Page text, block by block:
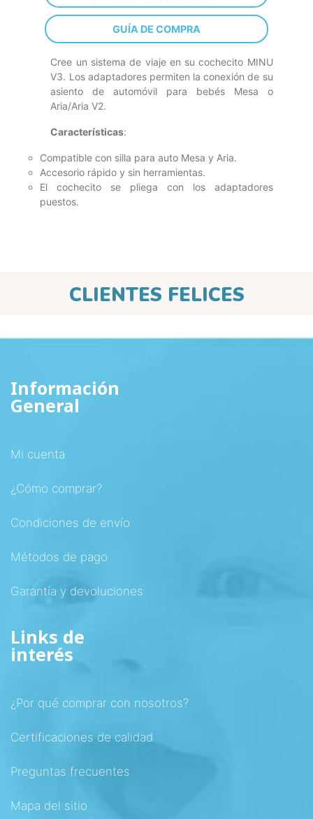
GUÍA DE COMPRA
Cree un sistema de viaje en su cochecito MINU
V3. Los adaptadores permiten la conexión de su
asiento de automóvil para bebés Mesa o
Aria/Aria V2.
Características:
Compatible con silla para auto Mesa y Aria.
Accesorio rápido y sin herramientas.
El cochecito se pliega con los adaptadores
puestos.
CLIENTES FELICES
Información
General
Mi cuenta
¿Cómo comprar?
Condiciones de envío
Métodos de pago
Garantía y devoluciones
Links de
interés
¿Por qué comprar con nosotros?
Certificaciones de calidad
Preguntas frecuentes
Mapa del sitio